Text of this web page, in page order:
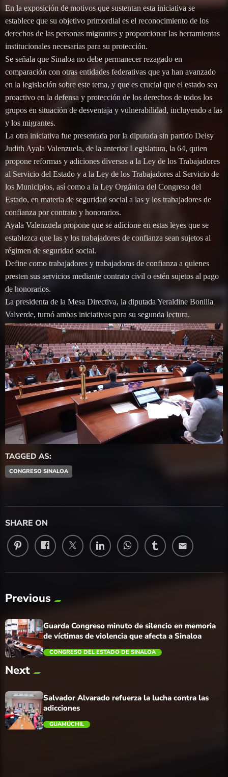
En la exposición de motivos que sustentan esta iniciativa se
establece que su objetivo primordial es el reconocimiento de los
derechos de las personas migrantes y proporcionar las herramientas
institucionales necesarias para su protección.
Se señala que Sinaloa no debe permanecer rezagado en
comparación con otras entidades federativas que ya han avanzado
en la legislación sobre este tema, y que es crucial que el estado sea
proactivo en la defensa y protección de los derechos de todos los
grupos en situación de desventaja y vulnerabilidad, incluyendo a las
y los migrantes.
La otra iniciativa fue presentada por la diputada sin partido Deisy
Judith Ayala Valenzuela, de la anterior Legislatura, la 64, quien
propone reformas y adiciones diversas a la Ley de los Trabajadores
al Servicio del Estado y a la Ley de los Trabajadores al Servicio de
los Municipios, así como a la Ley Orgánica del Congreso del
Estado, en materia de seguridad social a las y los trabajadores de
confianza por contrato y honorarios.
Ayala Valenzuela propone que se adicione en estas leyes que se
establezca que las y los trabajadores de confianza sean sujetos al
régimen de seguridad social.
Define como trabajadores y trabajadoras de confianza a quienes
presten sus servicios mediante contrato civil o estén sujetos al pago
de honorarios.
La presidenta de la Mesa Directiva, la diputada Yeraldine Bonilla
Valverde, turnó ambas iniciativas para su segunda lectura.
TAGGED AS:
CONGRESO SINALOA
SHARE ON
email
Previous
trending_flat
Guarda Congreso minuto de silencio en memoria
de víctimas de violencia que afecta a Sinaloa
CONGRESO DEL ESTADO DE SINALOA
Next
Salvador Alvarado refuerza la lucha contra las
adicciones
GUAMÚCHIL